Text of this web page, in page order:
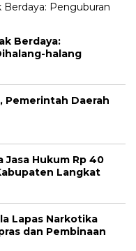
Berdaya:
halang
Pemerintah Daerah
Hukum Rp 40
Langkat
Lapas Narkotika
dan Pembinaan